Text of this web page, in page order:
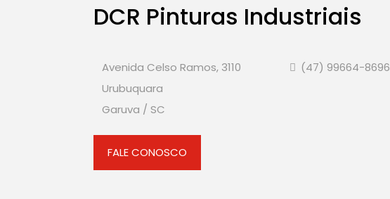
DCR Pinturas Industriais
Avenida Celso Ramos, 3110
Urubuquara
Garuva / SC
(47) 99664-8696
FALE CONOSCO